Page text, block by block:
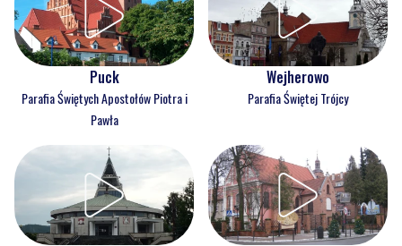
Puck
Parafia Świętych Apostołów Piotra i
Pawła
Wejherowo
Parafia Świętej Trójcy